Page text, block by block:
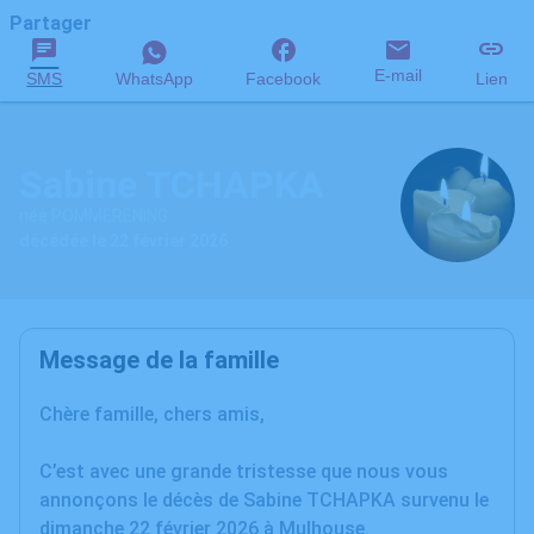
Partager
SMS WhatsApp Facebook E-mail Lien
Message de la famille
Chère famille, chers amis,
C’est avec une grande tristesse que nous vous
annonçons le décès de Sabine TCHAPKA survenu le
dimanche 22 février 2026 à Mulhouse.